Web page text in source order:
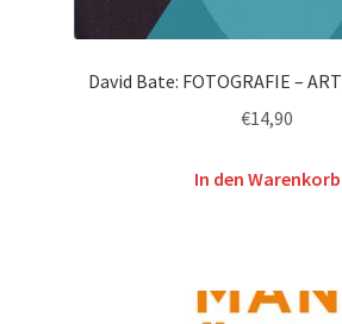
David Bate: FOTOGRAFIE –
€14,90
In den Warenkorb